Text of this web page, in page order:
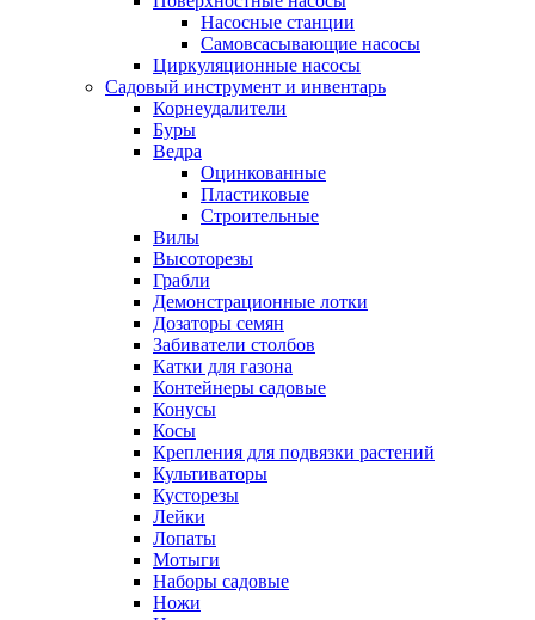
Насосные станции
Самовсасывающие насосы
Циркуляционные насосы
Садовый инструмент и инвентарь
Корнеудалители
Буры
Ведра
Оцинкованные
Пластиковые
Строительные
Вилы
Высоторезы
Грабли
Демонстрационные лотки
Дозаторы семян
Забиватели столбов
Катки для газона
Контейнеры садовые
Конусы
Косы
Крепления для подвязки растений
Культиваторы
Кусторезы
Лейки
Лопаты
Мотыги
Наборы садовые
Ножи